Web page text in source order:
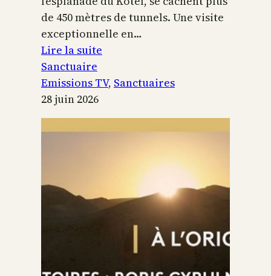
de 450 mètres de tunnels. Une visite
exceptionnelle en…
Lire la suite
Temple
Jérusalem
Sanctuaire
Emissions TV, Sanctuaires
28 juin 2026